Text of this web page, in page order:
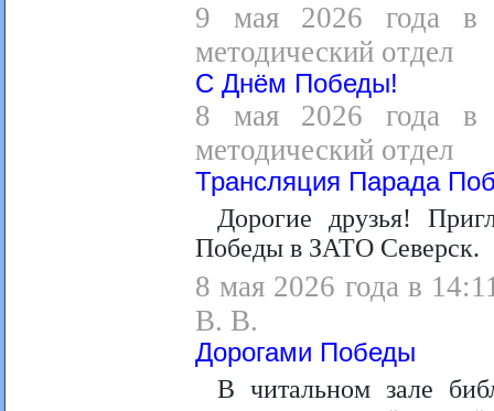
9 мая 2026 года в
методический отдел
С Днём Победы!
8 мая 2026 года в
методический отдел
Трансляция Парада
Дорогие друзья!
Победы в ЗАТО Северск.
8 мая 2026 года в
В. В.
Дорогами Победы
В читальном зале